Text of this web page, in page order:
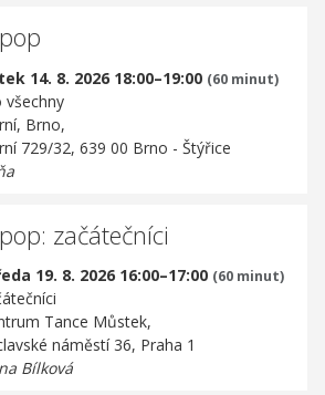
14. 8. 2026 18:00–19:00 (60 minut)
všechny
Brno,
729/32, 639 00 Brno - Štýřice
začátečníci
19. 8. 2026 16:00–17:00 (60 minut)
Tance Můstek,
náměstí 36, Praha 1
Bílková